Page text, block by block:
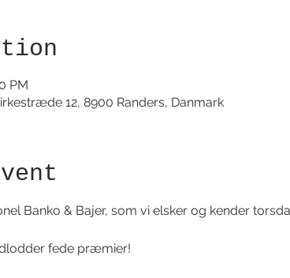
PM
12, 8900 Randers, Danmark
Banko & Bajer, som vi elsker og kender
fede præmier!